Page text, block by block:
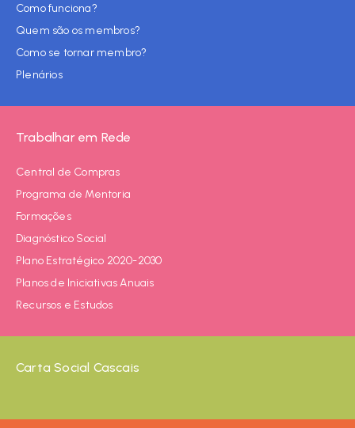
Como funciona?
Quem são os membros?
Como se tornar membro?
Plenários
Trabalhar em Rede
Central de Compras
Programa de Mentoria
Formações
Diagnóstico Social
Plano Estratégico 2020-2030
Planos de Iniciativas Anuais
Recursos e Estudos
Carta Social Cascais